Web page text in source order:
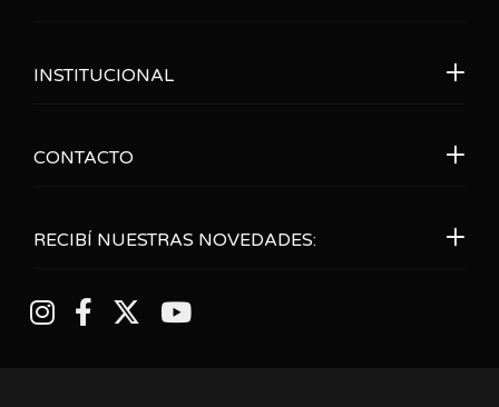
RECIBÍ NUESTRAS NOVEDADES:
INSTITUCIONAL
CONTACTO